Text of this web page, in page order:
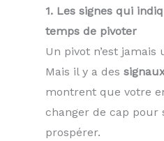
1. Les signes qui
temps de pivoter
Un pivot n’est jamais
Mais il y a des
montrent que votre
changer de cap pour
prospérer.